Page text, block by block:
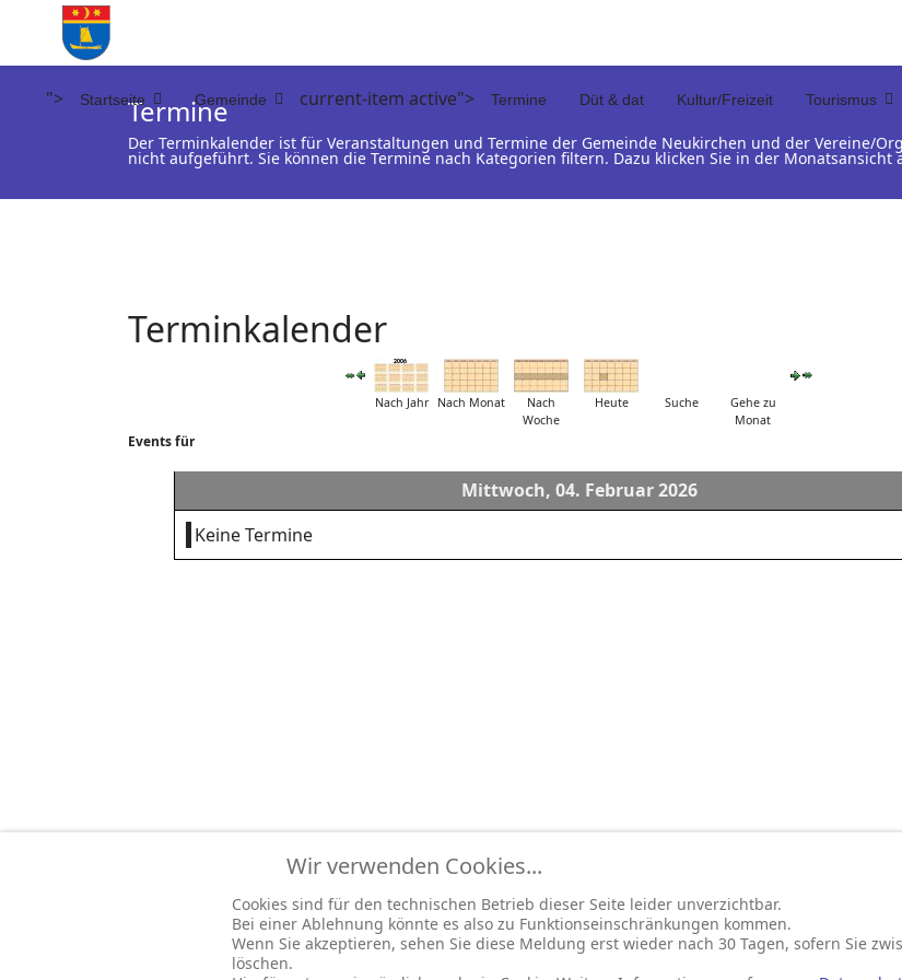
"> Startseite Gemeinde current-item active"> Termine Düt & dat Kultur/Freizeit Tourismus
Termine
Der Terminkalender ist für Veranstaltungen und Termine der Gemeinde Neukirchen und der Vereine/
nicht aufgeführt. Sie können die Termine nach Kategorien filtern. Dazu klicken Sie in der Monatsansicht
Terminkalender
Nach Jahr Nach Monat
Nach
Woche
Heute Suche
Gehe zu
Monat
Events für
Mittwoch, 04. Februar 2026
Keine Termine
Wir verwenden Cookies...
Cookies sind für den technischen Betrieb dieser Seite leider unverzichtbar.
Bei einer Ablehnung könnte es also zu Funktionseinschränkungen kommen.
Wenn Sie akzeptieren, sehen Sie diese Meldung erst wieder nach 30 Tagen, sofern Sie
löschen.